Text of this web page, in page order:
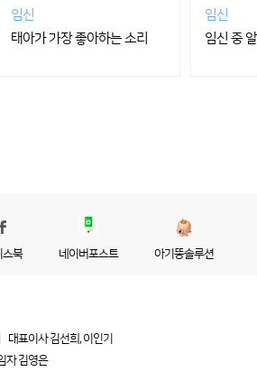
임신
태아가 가장 좋아하는 소리
임신
임신 중
스북 네이버포스트 아기똥솔루션
대표이사 김선희, 이인기
자김영은